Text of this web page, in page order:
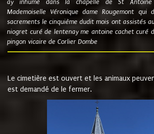
ay inhumé dans la chapelle de St
Mademoiselle Véronique dame Rougemont qui
sacrements le cinquième dudit mois ont assistés
niogret curé de lentenay me antoine cachet curé
pingon vicaire de Corlier Dombe
Le cimetière est ouvert et les animaux
est demandé de le fermer.